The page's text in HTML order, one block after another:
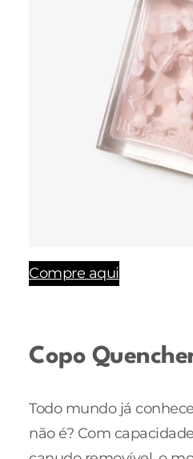
Compre aqui
Copo
Todo mundo já
não é? Com